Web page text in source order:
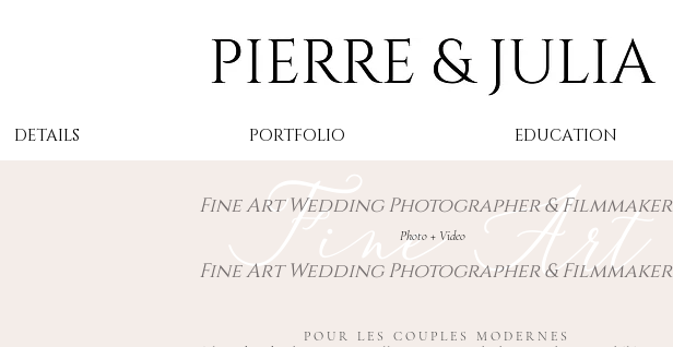
DETAILS PORTFOLIO EDUCATION
Fine Art
Fine Art Wedding Photographer & Filmmaker
Photo + Video
Fine Art Wedding Photographer & Filmmaker
POUR LES COUPLES MODERNES